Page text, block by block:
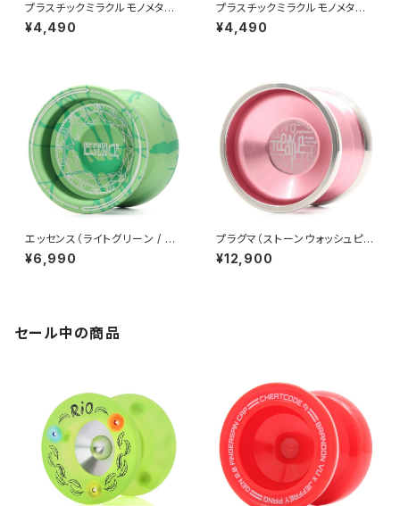
プラスチックミラクルモノメタル
（イエロー・パープルハブ）
¥4,490
プラスチックミラクルモノメタル
（クリア・グリーンハブ）
¥4,490
エッセンス（ライトグリーン / グ
リーン）
¥6,990
プラグマ（ストーンウォッシュピン
ク）
¥12,900
セール中の商品